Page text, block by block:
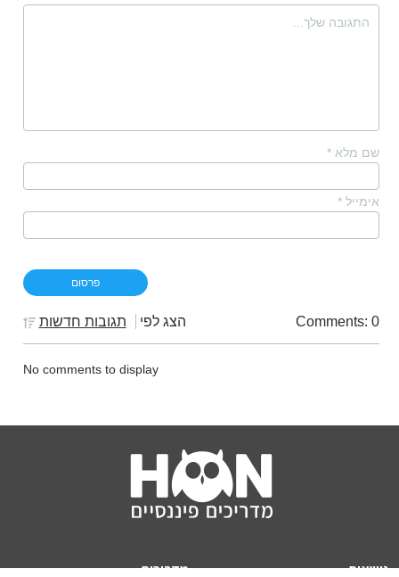
שם מלא *
אימייל *
Comments: 0 הצג לפי תגובות חדשות
No comments to display
נושאים מדריכים